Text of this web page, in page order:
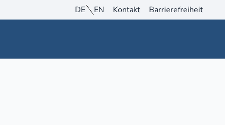
DE EN Kontakt Barrierefreiheit